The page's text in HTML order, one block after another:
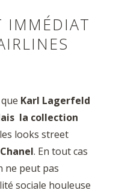
IMMÉDIAT
Karl Lagerfeld
la collection
looks street
. En tout cas
ne peut pas
sociale houleuse